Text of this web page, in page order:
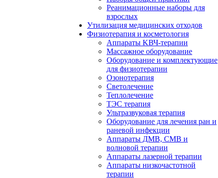
Реанимационные наборы для
взрослых
Утилизация медицинских отходов
Физиотерапия и косметология
Аппараты KВЧ-терапии
Массажное оборудование
Оборудование и комплектующие
для физиотерапии
Озонотерапия
Светолечение
Теплолечение
ТЭС терапия
Ультразвуковая терапия
Оборудование для лечения ран и
раневой инфекции
Аппараты ДМВ, СМВ и
волновой терапии
Аппараты лазерной терапии
Аппараты низкочастотной
терапии